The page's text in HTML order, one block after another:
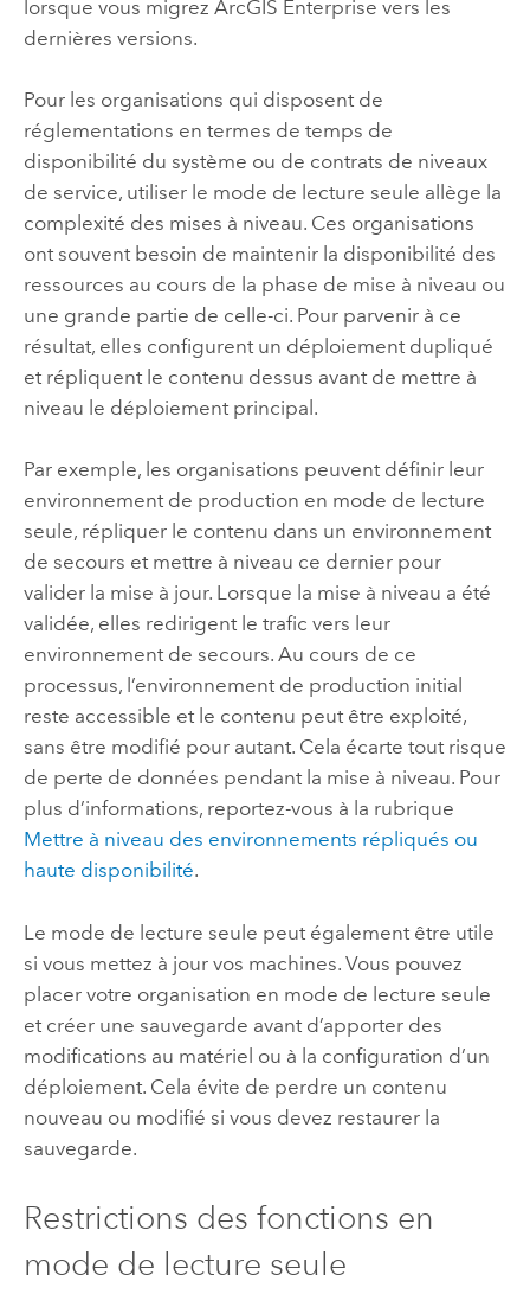
lorsque vous migrez ArcGIS Enterprise vers les
dernières versions.
Pour les organisations qui disposent de
réglementations en termes de temps de
disponibilité du système ou de contrats de niveaux
de service, utiliser le mode de lecture seule allège la
complexité des mises à niveau. Ces organisations
ont souvent besoin de maintenir la disponibilité des
ressources au cours de la phase de mise à niveau ou
une grande partie de celle-ci. Pour parvenir à ce
résultat, elles configurent un déploiement dupliqué
et répliquent le contenu dessus avant de mettre à
niveau le déploiement principal.
Par exemple, les organisations peuvent définir leur
environnement de production en mode de lecture
seule, répliquer le contenu dans un environnement
de secours et mettre à niveau ce dernier pour
valider la mise à jour. Lorsque la mise à niveau a été
validée, elles redirigent le trafic vers leur
environnement de secours. Au cours de ce
processus, l’environnement de production initial
reste accessible et le contenu peut être exploité,
sans être modifié pour autant. Cela écarte tout risque
de perte de données pendant la mise à niveau. Pour
plus d’informations, reportez-vous à la rubrique
Mettre à niveau des environnements répliqués ou
haute disponibilité.
Le mode de lecture seule peut également être utile
si vous mettez à jour vos machines. Vous pouvez
placer votre organisation en mode de lecture seule
et créer une sauvegarde avant d’apporter des
modifications au matériel ou à la configuration d’un
déploiement. Cela évite de perdre un contenu
nouveau ou modifié si vous devez restaurer la
sauvegarde.
Restrictions des fonctions en
mode de lecture seule